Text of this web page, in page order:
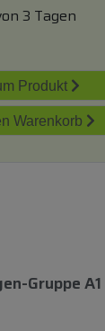
3 Tagen
Produkt
Warenkorb
Gruppe A1